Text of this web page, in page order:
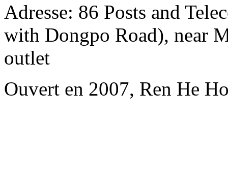
Adresse: 86 Posts and
with Dongpo Road), near
outlet
Ouvert en 2007, Ren He